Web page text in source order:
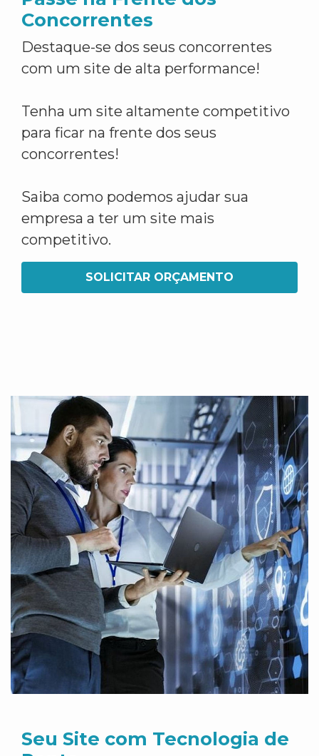
Concorrentes
Destaque-se dos seus concorrentes
com um site de alta performance!
Tenha um site altamente competitivo
para ficar na frente dos seus
concorrentes!
Saiba como podemos ajudar sua
empresa a ter um site mais
competitivo.
SOLICITAR ORÇAMENTO
Seu Site com Tecnologia de